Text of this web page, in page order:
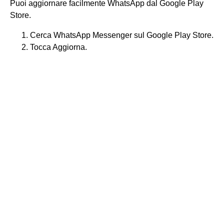
Puoi aggiornare facilmente WhatsApp dal Google Play
Store.
Cerca WhatsApp Messenger sul Google Play Store.
Tocca Aggiorna.